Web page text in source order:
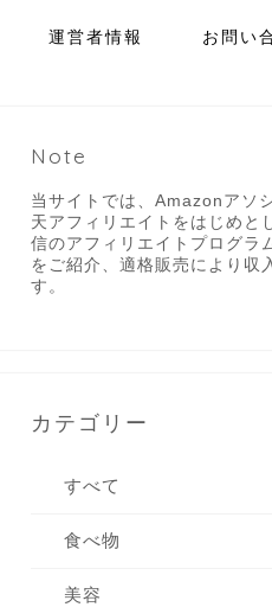
運営者情報 お問い
Note
当サイトでは、Amazonアソ
天アフィリエイトをはじめと
信のアフィリエイトプログラ
をご紹介、適格販売により収
す。
カテゴリー
すべて
食べ物
美容